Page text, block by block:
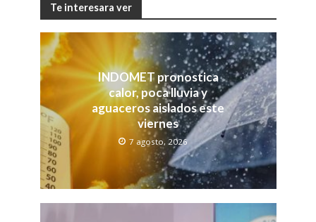
Te interesara ver
INDOMET pronostica
calor, poca lluvia y
aguaceros aislados este
viernes
7 agosto, 2026